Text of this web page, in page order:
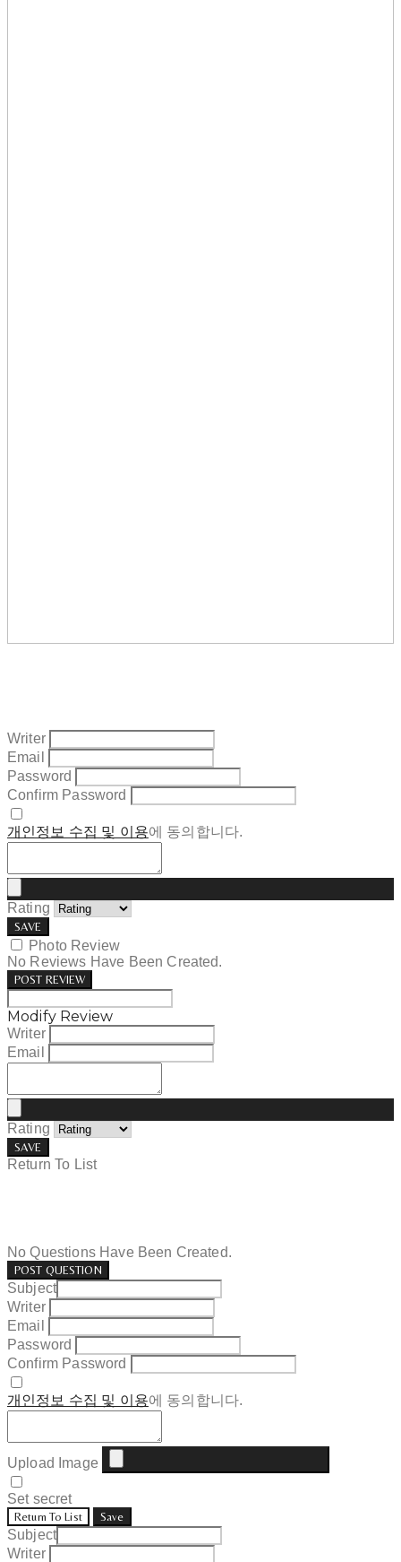
Writer
Email
Password
Confirm Password
개인정보 수집 및 이용에 동의합니다.
Rating
SAVE
Photo Review
No Reviews Have Been Created.
POST REVIEW
Modify Review
Writer
Email
Rating
SAVE
Return To List
No Questions Have Been Created.
POST QUESTION
Subject
Writer
Email
Password
Confirm Password
개인정보 수집 및 이용에 동의합니다.
Upload Image
Set secret
Return To List Save
Subject
Writer